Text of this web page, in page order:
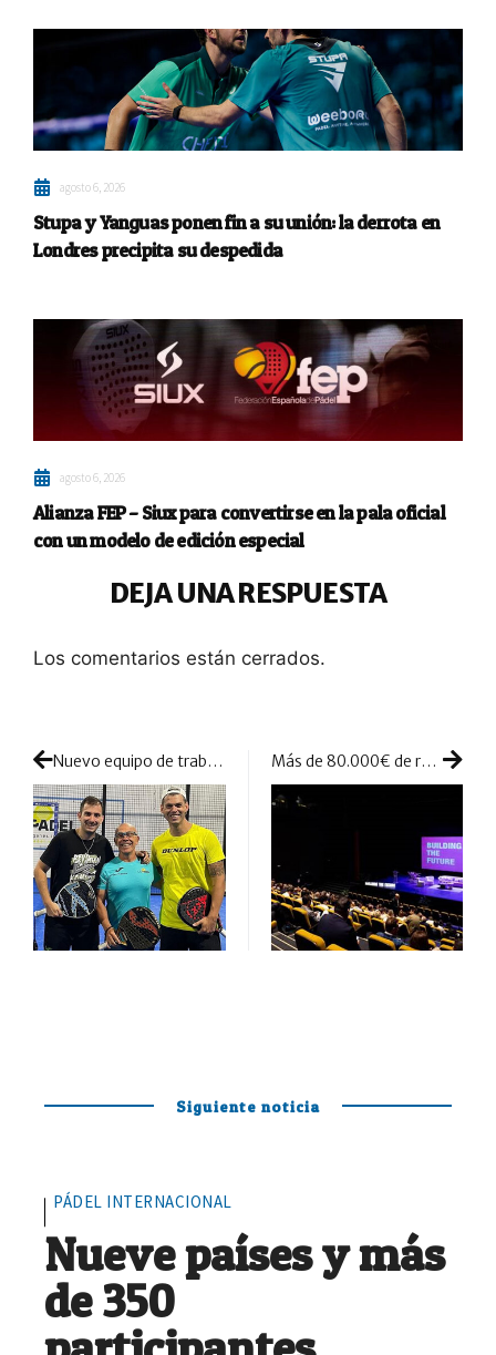
agosto 6, 2026
Stupa y Yanguas ponen fin a su unión: la derrota en
Londres precipita su despedida
agosto 6, 2026
Alianza FEP – Siux para convertirse en la pala oficial
con un modelo de edición especial
DEJA UNA RESPUESTA
Los comentarios están cerrados.
Nuevo equipo de trabajo para Belluati y Moyano Más de 80.000€ de recaudación en el III Torneo Solidario del Sector Inmobiliario de la Costa del Sol
Siguiente noticia
PÁDEL INTERNACIONAL
Nueve países y más
de 350